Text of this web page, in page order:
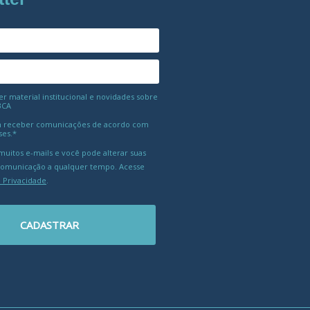
material institucional e novidades sobre
comunicações de acordo com
e-mails e você pode alterar suas
a qualquer tempo. Acesse
Privacidade.
CADASTRAR